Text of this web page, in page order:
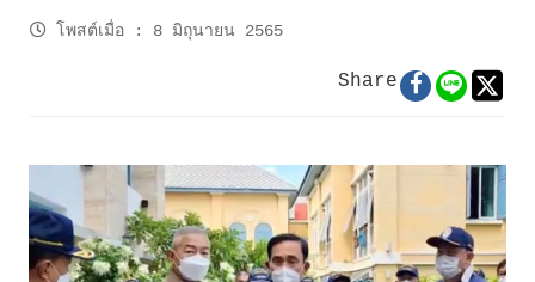
โพสต์เมื่อ : 8 มิถุนายน 2565
Share